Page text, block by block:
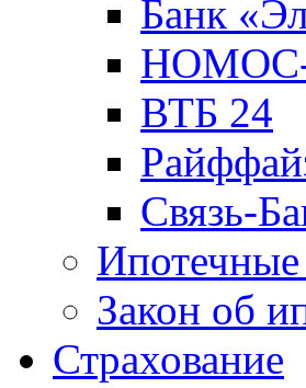
Банк
ВТБ 24
Связь-
Закон об
Страхование